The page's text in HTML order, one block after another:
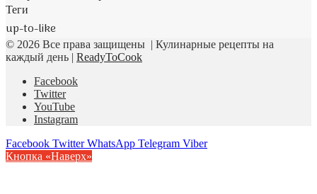
Теги
up-to-like
© 2026 Все права защищены | Кулинарные рецепты на
каждый день | ReadyToCook
Facebook
Twitter
YouTube
Instagram
Facebook Twitter WhatsApp Telegram Viber
Кнопка «Наверх»